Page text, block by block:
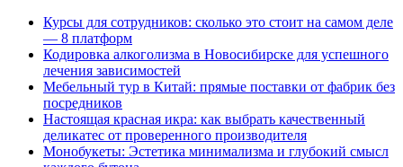
Курсы для сотрудников: сколько это стоит на самом деле
— 8 платформ
Кодировка алкоголизма в Новосибирске для успешного
лечения зависимостей
Мебельный тур в Китай: прямые поставки от фабрик без
посредников
Настоящая красная икра: как выбрать качественный
деликатес от проверенного производителя
Монобукеты: Эстетика минимализма и глубокий смысл